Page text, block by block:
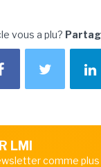
vous a plu?
LMI
comme